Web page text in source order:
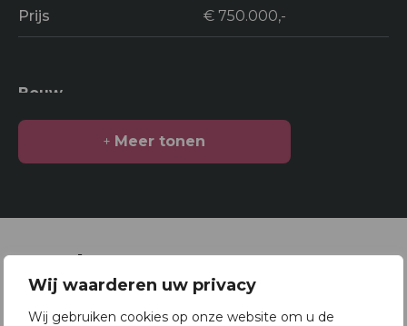
Wij waarderen uw privacy
Wij gebruiken cookies op onze website om u de
Prijs
€ 750.000,-
Bouw
Soort bouw
Woonhuis
Bouwjaar 2003
Gebouwgebonden
Meer tonen
Brochure